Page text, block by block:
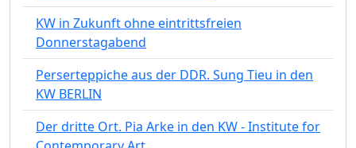
KW in Zukunft ohne eintrittsfreien
Donnerstagabend
Perserteppiche aus der DDR. Sung Tieu in den
KW BERLIN
Der dritte Ort. Pia Arke in den KW - Institute for